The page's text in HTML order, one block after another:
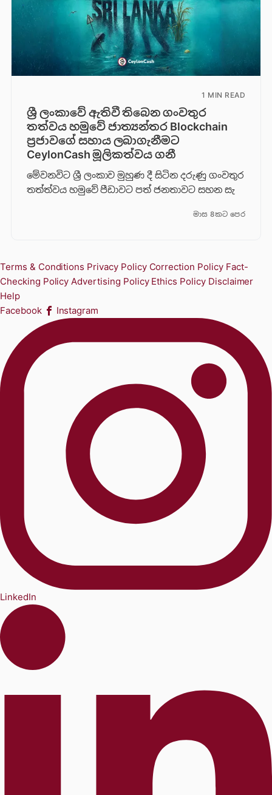
1 MIN READ
ශ්‍රී ලංකාවේ ඇතිවී තිබෙන ගංවතුර
තත්වය හමුවේ ජාත්‍යන්තර Blockchain
ප්‍රජාවගේ සහාය ලබාගැනීමට
CeylonCash මූලිකත්වය ග​නී
මේවනවිට ශ්‍රී ලංකාව මුහුණ දී සිටින දරුණු ගංවතුර
තත්ත්වය හමුවේ පීඩාවට පත් ජනතාවට සහන සැ
මාස 8කට පෙර
Terms & Conditions Privacy Policy Correction Policy Fact-
Checking Policy Advertising Policy Ethics Policy Disclaimer
Help
Facebook
Instagram
LinkedIn